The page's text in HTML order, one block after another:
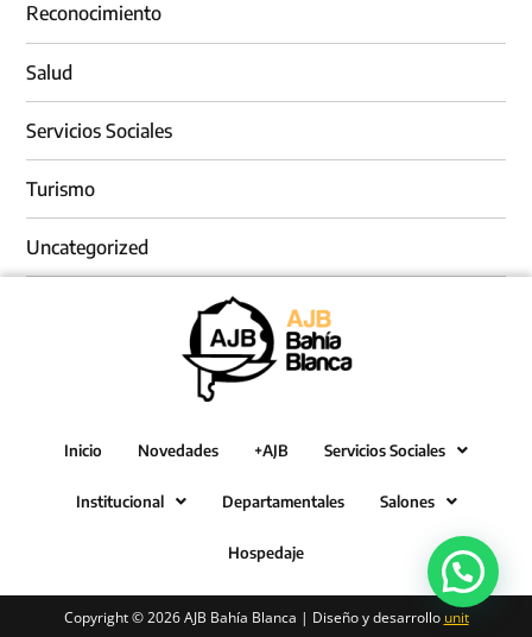
Reconocimiento
Salud
Servicios Sociales
Turismo
Uncategorized
Inicio Novedades +AJB Servicios Sociales
Institucional Departamentales Salones
Hospedaje
Copyright © 2026 AJB Bahía Blanca | Diseño y desarrollo unit